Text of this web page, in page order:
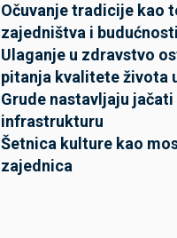
Očuvanje tradicije kao
zajedništva i budućnosti
Ulaganje u zdravstvo
pitanja kvalitete života
Grude nastavljaju
infrastrukturu
Šetnica kulture kao
zajednica